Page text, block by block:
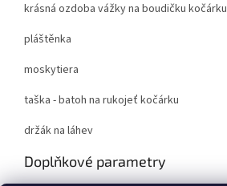
krásná ozdoba vážky na boudičku kočárku
pláštěnka
moskytiera
taška - batoh na rukojeť kočárku
držák na láhev
Doplňkové parametry